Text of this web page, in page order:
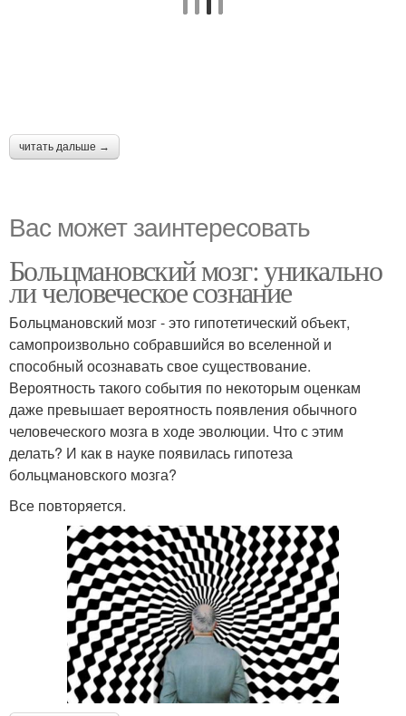
читать дальше →
Вас может заинтересовать
Больцмановский мозг: уникально
ли человеческое сознание
Больцмановский мозг - это гипотетический объект,
самопроизвольно собравшийся во вселенной и
способный осознавать свое существование.
Вероятность такого события по некоторым оценкам
даже превышает вероятность появления обычного
человеческого мозга в ходе эволюции. Что с этим
делать? И как в науке появилась гипотеза
больцмановского мозга?
Все повторяется.